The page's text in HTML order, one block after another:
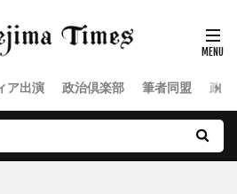
ア出演 政治倶楽部 筆者同盟 政